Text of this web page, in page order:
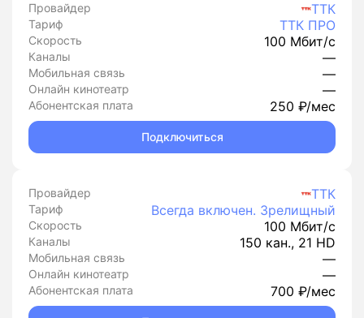
Провайдер ТТК
Тариф ТТК ПРО
Скорость 100 Мбит/с
Каналы —
Мобильная связь —
Онлайн кинотеатр —
Абонентская плата 250 ₽/мес
Подключиться
Провайдер ТТК
Тариф Всегда включен. Зрелищный
Скорость 100 Мбит/с
Каналы 150 кан., 21 HD
Мобильная связь —
Онлайн кинотеатр —
Абонентская плата 700 ₽/мес